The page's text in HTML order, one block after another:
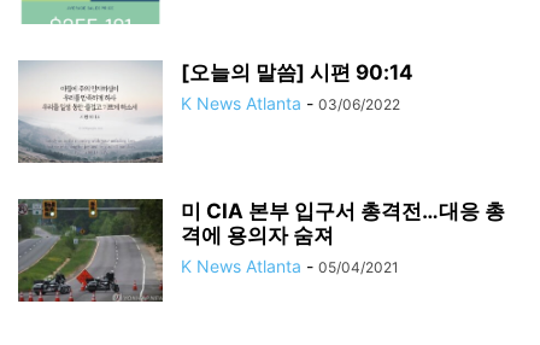
[오늘의 말씀] 시편 90:14
K News Atlanta - 03/06/2022
미 CIA 본부 입구서 총격전…대응 총
격에 용의자 숨져
K News Atlanta - 05/04/2021